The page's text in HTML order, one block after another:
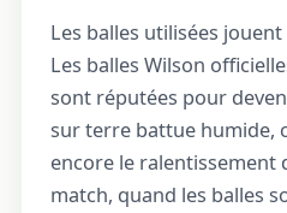
Les balles utilisées
Les balles Wilson
sont réputées pour
sur terre battue humide,
encore le ralentissement
match, quand les balles